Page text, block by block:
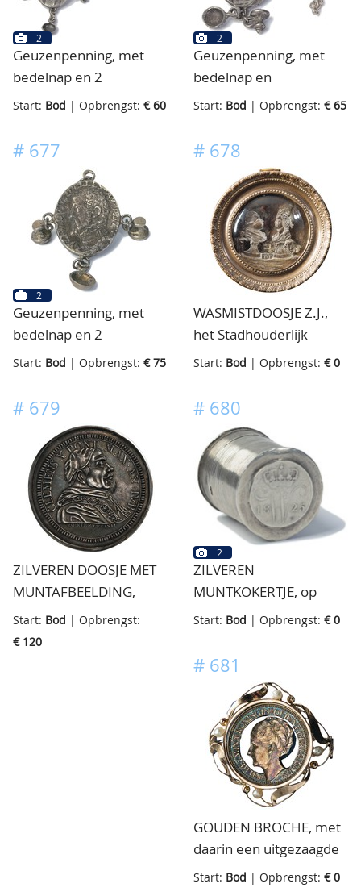
2
Geuzenpenning, met
bedelnap en 2
kalabasflesjes, aan
Start: Bod | Opbrengst: € 60
2
Geuzenpenning, met
bedelnap en
kalabasflesje, aan
Start: Bod | Opbrengst: € 65
# 677
2
Geuzenpenning, met
bedelnap en 2
kalabasflesjes
Start: Bod | Opbrengst: € 75
# 678
WASMISTDOOSJE Z.J.,
het Stadhouderlijk
echtpaar, bostbeelden
Wilhelmina, dit soort
waslaag voorzien aan de
binnenzijde van het glas,
door opwrijven smolt de
was en werd de
voorstelling zichtbaar,
zeer zeldzaam
Start: Bod | Opbrengst: € 0
# 679
ZILVEREN DOOSJE MET
MUNTAFBEELDING,
munt naar een Piaster
van Paus Clemens X,
Start: Bod | Opbrengst:
€ 120
# 680
2
ZILVEREN
MUNTKOKERTJE, op
boven en onderzijde 5
geribd, prachtig
Start: Bod | Opbrengst: € 0
# 681
GOUDEN BROCHE, met
daarin een uitgezaagde
25 cent 1941, zeer leuk
Start: Bod | Opbrengst: € 0